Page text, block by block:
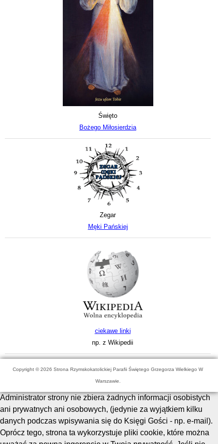
Święto
Bożego Miłosierdzia
Zegar
Męki Pańskiej
ciekawe linki
np. z Wikipedii
Copyright © 2026 Strona Rzymskokatolickiej Parafii Świętego Grzegorza Wielkiego W
Warszawie.
Administrator strony nie zbiera żadnych informacji osobistych
ani prywatnych ani osobowych, (jedynie za wyjątkiem kilku
danych podczas wpisywania się do Księgi Gości - np. e-mail).
Oprócz tego, strona ta wykorzystuje pliki cookie, które można